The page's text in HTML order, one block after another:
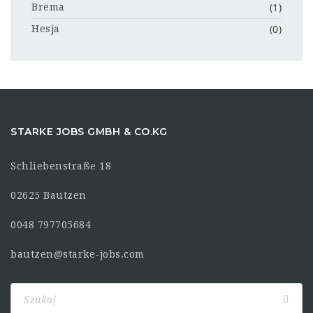
Brema (1)
Hesja (0)
STARKE JOBS GMBH & CO.KG
Schliebenstraße 18
02625 Bautzen
0048 797705684
bautzen@starke-jobs.com